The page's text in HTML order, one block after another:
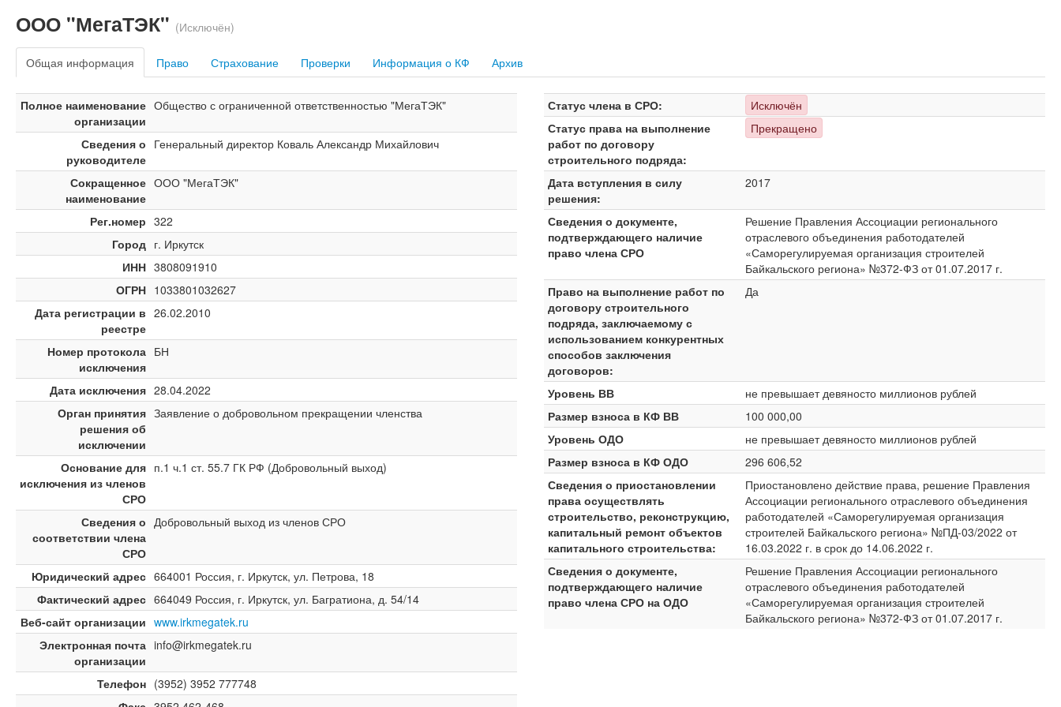
ООО "МегаТЭК" (Исключён)
Общая информация Право Страхование Проверки Информация о КФ Архив
Полное наименование
организации
Общество с ограниченной ответственностью "МегаТЭК"
Сведения о
руководителе
Генеральный директор Коваль Александр Михайлович
Сокращенное
наименование
ООО "МегаТЭК"
Рег.номер 322
Город г. Иркутск
ИНН 3808091910
ОГРН 1033801032627
Дата регистрации в
реестре
26.02.2010
Номер протокола
исключения
БН
Дата исключения 28.04.2022
Орган принятия
решения об
исключении
Заявление о добровольном прекращении членства
Основание для
исключения из членов
СРО
п.1 ч.1 ст. 55.7 ГК РФ (Добровольный выход)
Сведения о
соответствии члена
СРО
Добровольный выход из членов СРО
Юридический адрес 664001 Россия, г. Иркутск, ул. Петрова, 18
Фактический адрес 664049 Россия, г. Иркутск, ул. Багратиона, д. 54/14
Веб-сайт организации www.irkmegatek.ru
Электронная почта
организации
info@irkmegatek.ru
Телефон (3952) 3952 777748
Статус члена в СРО:
Исключён
Статус права на выполнение
работ по договору
строительного подряда:
Прекращено
Дата вступления в силу
решения:
2017
Сведения о документе,
подтверждающего наличие
право члена СРО
Решение Правления Ассоциации регионального
отраслевого объединения работодателей
«Саморегулируемая организация строителей
Байкальского региона» №372-ФЗ от 01.07.2017 г.
Право на выполнение работ по
договору строительного
подряда, заключаемому с
использованием конкурентных
способов заключения
договоров:
Да
Уровень ВВ
не превышает девяносто миллионов рублей
Размер взноса в КФ ВВ
100 000,00
Уровень ОДО
не превышает девяносто миллионов рублей
Размер взноса в КФ ОДО
296 606,52
Сведения о приостановлении
права осуществлять
строительство, реконструкцию,
капитальный ремонт объектов
капитального строительства:
Приостановлено действие права, решение Правления
Ассоциации регионального отраслевого объединения
работодателей «Саморегулируемая организация
строителей Байкальского региона» №ПД-03/2022 от
16.03.2022 г. в срок до 14.06.2022 г.
Сведения о документе,
подтверждающего наличие
право члена СРО на ОДО
Решение Правления Ассоциации регионального
отраслевого объединения работодателей
«Саморегулируемая организация строителей
Байкальского региона» №372-ФЗ от 01.07.2017 г.